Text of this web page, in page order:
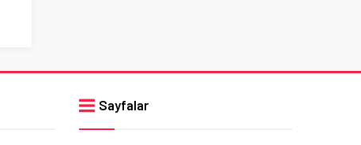
Sayfalar